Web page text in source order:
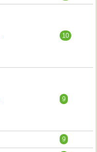
10
9
9